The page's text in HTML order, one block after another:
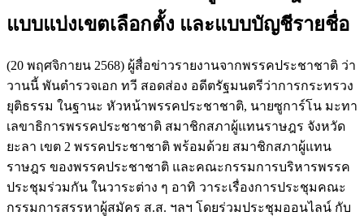
แบบแบ่งเขตเลือกตั้ง และแบบบัญชีรายชื่อ
(20 พฤศจิกายน 2568) ผู้สื่อข่าวรายงานจากพรรคประชาชาติ ว่า
วานนี้ พันตำรวจเอก ทวี สอดส่อง อดีตรัฐมนตรีว่าการกระทรวง
ยุติธรรม ในฐานะ หัวหน้าพรรคประชาชาติ, นายซูการ์โน มะทา
เลขาธิการพรรคประชาชาติ สมาชิกสภาผู้แทนราษฎร จังหวัด
ยะลา เขต 2 พรรคประชาชาติ พร้อมด้วย สมาชิกสภาผู้แทน
ราษฎร ของพรรคประชาชาติ และคณะกรรมการบริหารพรรค
ประชุมร่วมกัน ในวาระต่าง ๆ อาทิ วาระเรื่องการประชุมคณะ
กรรมการสรรหาผู้สมัคร ส.ส. ฯลฯ โดยร่วมประชุมออนไลน์ กับ